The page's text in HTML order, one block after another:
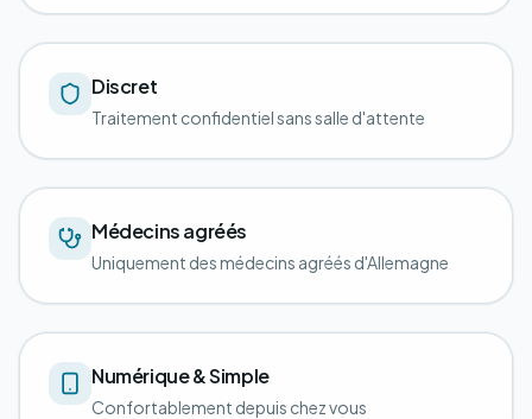
Discret
Traitement confidentiel sans salle d'attente
Médecins agréés
Uniquement des médecins agréés d'Allemagne
Numérique & Simple
Confortablement depuis chez vous